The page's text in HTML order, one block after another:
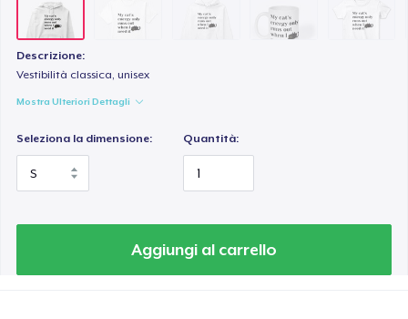
Descrizione:
Vestibilità classica, unisex
Mostra Ulteriori Dettagli
Seleziona la dimensione: Quantità:
Aggiungi al carrello